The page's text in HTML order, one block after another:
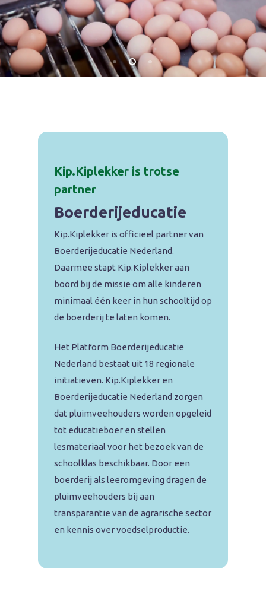
Kip.Kiplekker is trotse
partner
Boerderijeducatie
Kip.Kiplekker is officieel partner van
Boerderijeducatie Nederland.
Daarmee stapt Kip.Kiplekker aan
boord bij de missie om alle kinderen
minimaal één keer in hun schooltijd op
de boerderij te laten komen.
Het Platform Boerderijeducatie
Nederland bestaat uit 18 regionale
initiatieven. Kip.Kiplekker en
Boerderijeducatie Nederland zorgen
dat pluimveehouders worden opgeleid
tot educatieboer en stellen
lesmateriaal voor het bezoek van de
schoolklas beschikbaar. Door een
boerderij als leeromgeving dragen de
pluimveehouders bij aan
transparantie van de agrarische sector
en kennis over voedselproductie.